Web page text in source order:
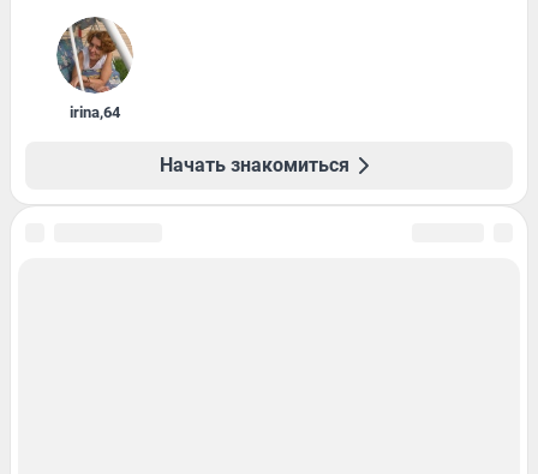
irina,64
Начать знакомиться